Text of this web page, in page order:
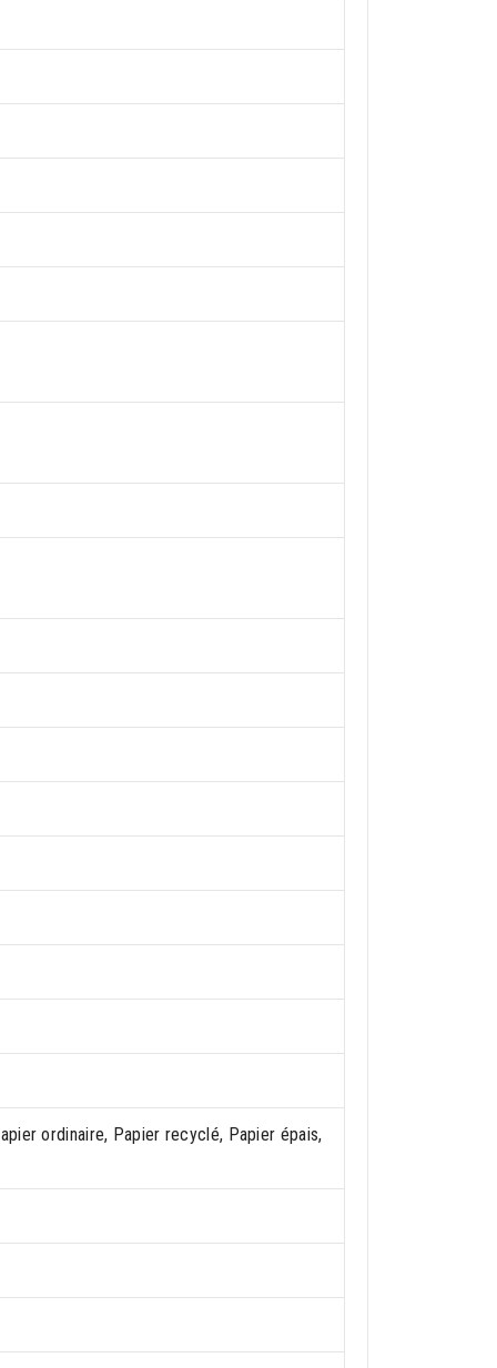
ordinaire, Papier recyclé, Papier épais,